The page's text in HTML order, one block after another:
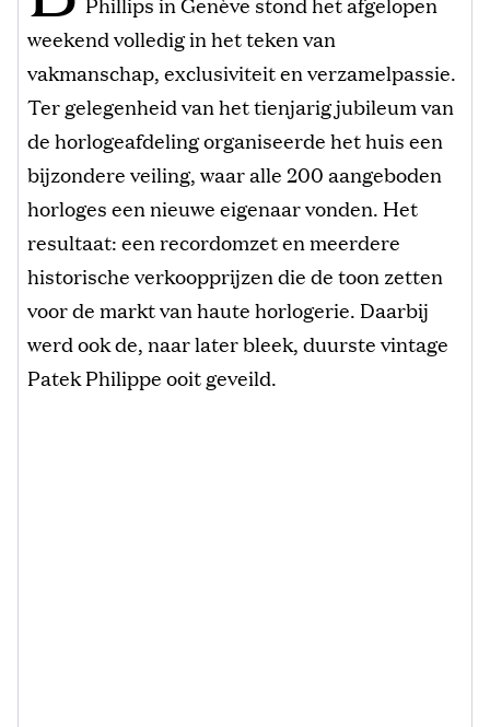
weekend volledig in het teken van
vakmanschap, exclusiviteit en verzamelpassie.
Ter gelegenheid van het tienjarig jubileum van
de horlogeafdeling organiseerde het huis een
bijzondere veiling, waar alle 200 aangeboden
horloges een nieuwe eigenaar vonden. Het
resultaat: een recordomzet en meerdere
historische verkoopprijzen die de toon zetten
voor de markt van haute horlogerie. Daarbij
werd ook de, naar later bleek, duurste vintage
Patek Philippe ooit geveild.